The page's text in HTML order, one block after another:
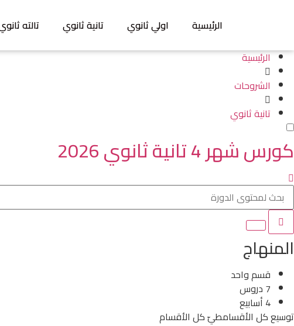
الرئيسية اولي ثانوي تانية ثانوي تالته
الرئيسية
الشروحات
تانية ثانوي
كورس شهر 4 تانية ثانوي 2026
المنهاج
قسم واحد
7 دروس
4 أسابيع
توسيع كل الأقسامطيّ كل الأقسام